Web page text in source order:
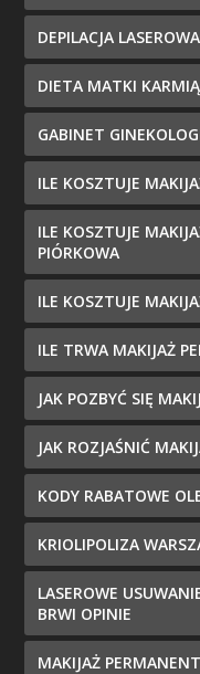
DEPILACJA
DIETA MATKI
GABINET
ILE KOSZTUJE
ILE KOSZTUJE
PIÓRKOWA
ILE KOSZTUJE
ILE TRWA MAKIJAŻ
JAK POZBYĆ SIĘ
JAK ROZJAŚNIĆ
KODY RABATOWE
KRIOLIPOLIZA
LASEROWE
BRWI OPINIE
MAKIJAŻ